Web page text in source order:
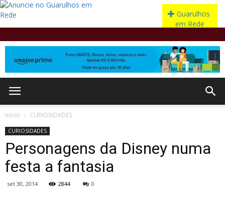
Início CURIOSIDADES
CURIOSIDADES
Personagens da Disney numa
festa a fantasia
set 30, 2014 2844 0